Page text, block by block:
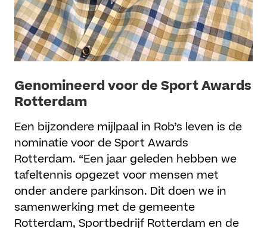
Genomineerd voor de Sport Awards
Rotterdam
Een bijzondere mijlpaal in Rob’s leven is de
nominatie voor de Sport Awards
Rotterdam. “Een jaar geleden hebben we
tafeltennis opgezet voor mensen met
onder andere parkinson. Dit doen we in
samenwerking met de gemeente
Rotterdam, Sportbedrijf Rotterdam en de